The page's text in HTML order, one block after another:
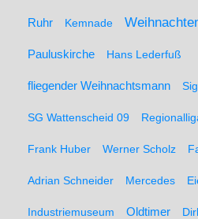
Ruhr Kemnade
Pauluskirche Hans Lederfuß
fliegender Weihnachtsmann
SG Wattenscheid 09
Frank Huber Werner Scholz
Adrian Schneider Mercedes
Industriemuseum Oldtimer